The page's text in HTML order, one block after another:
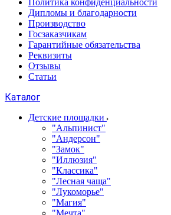
Политика конфиденциальности
Дипломы и благодарности
Производство
Госзаказчикам
Гарантийные обязательства
Реквизиты
Отзывы
Статьи
Каталог
Детские площадки
"Альпинист"
"Андерсон"
"Замок"
"Иллюзия"
"Классика"
"Лесная чаща"
"Лукоморье"
"Магия"
"Мечта"